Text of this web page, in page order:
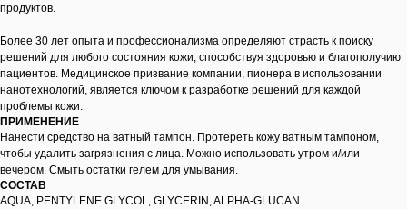
продуктов.
Более 30 лет опыта и профессионализма определяют страсть к поиску
решений для любого состояния кожи, способствуя здоровью и благополучию
пациентов. Медицинское призвание компании, пионера в использовании
нанотехнологий, является ключом к разработке решений для каждой
проблемы кожи.
ПРИМЕНЕНИЕ
Нанести средство на ватный тампон. Протереть кожу ватным тампоном,
чтобы удалить загрязнения с лица. Можно использовать утром и/или
вечером. Смыть остатки гелем для умывания.
СОСТАВ
AQUA, PENTYLENE GLYCOL, GLYCERIN, ALPHA-GLUCAN